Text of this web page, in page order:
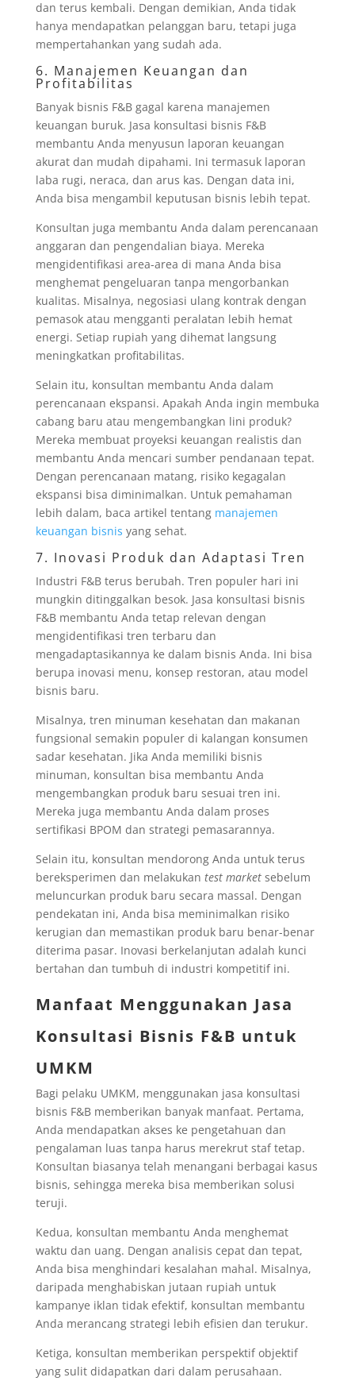
dan terus kembali. Dengan demikian, Anda tidak
hanya mendapatkan pelanggan baru, tetapi juga
mempertahankan yang sudah ada.
6. Manajemen Keuangan dan
Profitabilitas
Banyak bisnis F&B gagal karena manajemen
keuangan buruk. Jasa konsultasi bisnis F&B
membantu Anda menyusun laporan keuangan
akurat dan mudah dipahami. Ini termasuk laporan
laba rugi, neraca, dan arus kas. Dengan data ini,
Anda bisa mengambil keputusan bisnis lebih tepat.
Konsultan juga membantu Anda dalam perencanaan
anggaran dan pengendalian biaya. Mereka
mengidentifikasi area-area di mana Anda bisa
menghemat pengeluaran tanpa mengorbankan
kualitas. Misalnya, negosiasi ulang kontrak dengan
pemasok atau mengganti peralatan lebih hemat
energi. Setiap rupiah yang dihemat langsung
meningkatkan profitabilitas.
Selain itu, konsultan membantu Anda dalam
perencanaan ekspansi. Apakah Anda ingin membuka
cabang baru atau mengembangkan lini produk?
Mereka membuat proyeksi keuangan realistis dan
membantu Anda mencari sumber pendanaan tepat.
Dengan perencanaan matang, risiko kegagalan
ekspansi bisa diminimalkan. Untuk pemahaman
lebih dalam, baca artikel tentang manajemen
keuangan bisnis yang sehat.
7. Inovasi Produk dan Adaptasi Tren
Industri F&B terus berubah. Tren populer hari ini
mungkin ditinggalkan besok. Jasa konsultasi bisnis
F&B membantu Anda tetap relevan dengan
mengidentifikasi tren terbaru dan
mengadaptasikannya ke dalam bisnis Anda. Ini bisa
berupa inovasi menu, konsep restoran, atau model
bisnis baru.
Misalnya, tren minuman kesehatan dan makanan
fungsional semakin populer di kalangan konsumen
sadar kesehatan. Jika Anda memiliki bisnis
minuman, konsultan bisa membantu Anda
mengembangkan produk baru sesuai tren ini.
Mereka juga membantu Anda dalam proses
sertifikasi BPOM dan strategi pemasarannya.
Selain itu, konsultan mendorong Anda untuk terus
bereksperimen dan melakukan test marketsebelum
meluncurkan produk baru secara massal. Dengan
pendekatan ini, Anda bisa meminimalkan risiko
kerugian dan memastikan produk baru benar-benar
diterima pasar. Inovasi berkelanjutan adalah kunci
bertahan dan tumbuh di industri kompetitif ini.
Manfaat Menggunakan Jasa
Konsultasi Bisnis F&B untuk
UMKM
Bagi pelaku UMKM, menggunakan jasa konsultasi
bisnis F&B memberikan banyak manfaat. Pertama,
Anda mendapatkan akses ke pengetahuan dan
pengalaman luas tanpa harus merekrut staf tetap.
Konsultan biasanya telah menangani berbagai kasus
bisnis, sehingga mereka bisa memberikan solusi
teruji.
Kedua, konsultan membantu Anda menghemat
waktu dan uang. Dengan analisis cepat dan tepat,
Anda bisa menghindari kesalahan mahal. Misalnya,
daripada menghabiskan jutaan rupiah untuk
kampanye iklan tidak efektif, konsultan membantu
Anda merancang strategi lebih efisien dan terukur.
Ketiga, konsultan memberikan perspektif objektif
yang sulit didapatkan dari dalam perusahaan.